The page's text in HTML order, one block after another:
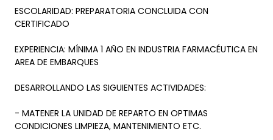
ESCOLARIDAD: PREPARATORIA CONCLUIDA CON
CERTIFICADO
EXPERIENCIA: MÍNIMA 1 AÑO EN INDUSTRIA FARMACÉUTICA EN
AREA DE EMBARQUES
DESARROLLANDO LAS SIGUIENTES ACTIVIDADES:
- MATENER LA UNIDAD DE REPARTO EN OPTIMAS
CONDICIONES LIMPIEZA, MANTENIMIENTO ETC.